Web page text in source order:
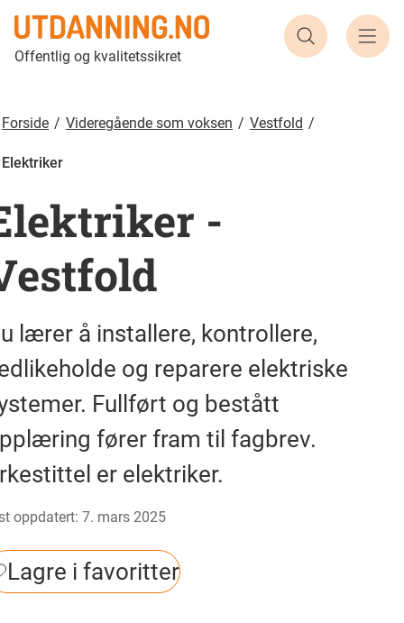
Offentlig og kvalitetssikret
Søk etter
Forside Videregående som voksen Vestfold
Elektriker
-
lærer å installere, kontrollere,
og reparere elektriske
Fullført og bestått
fører fram til fagbrev.
er elektriker.
oppdatert: 7. mars 2025
Lagre i favoritter